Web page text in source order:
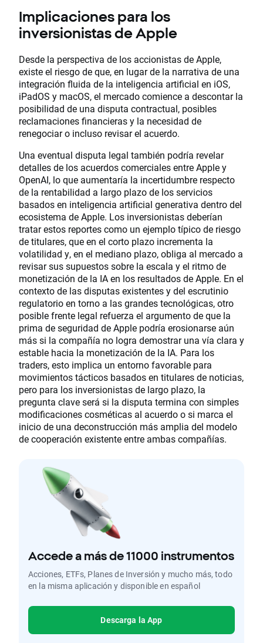
Implicaciones para los
inversionistas de Apple
Desde la perspectiva de los accionistas de Apple,
existe el riesgo de que, en lugar de la narrativa de una
integración fluida de la inteligencia artificial en iOS,
iPadOS y macOS, el mercado comience a descontar la
posibilidad de una disputa contractual, posibles
reclamaciones financieras y la necesidad de
renegociar o incluso revisar el acuerdo.
Una eventual disputa legal también podría revelar
detalles de los acuerdos comerciales entre Apple y
OpenAI, lo que aumentaría la incertidumbre respecto
de la rentabilidad a largo plazo de los servicios
basados en inteligencia artificial generativa dentro del
ecosistema de Apple. Los inversionistas deberían
tratar estos reportes como un ejemplo típico de riesgo
de titulares, que en el corto plazo incrementa la
volatilidad y, en el mediano plazo, obliga al mercado a
revisar sus supuestos sobre la escala y el ritmo de
monetización de la IA en los resultados de Apple. En el
contexto de las disputas existentes y del escrutinio
regulatorio en torno a las grandes tecnológicas, otro
posible frente legal refuerza el argumento de que la
prima de seguridad de Apple podría erosionarse aún
más si la compañía no logra demostrar una vía clara y
estable hacia la monetización de la IA. Para los
traders, esto implica un entorno favorable para
movimientos tácticos basados en titulares de noticias,
pero para los inversionistas de largo plazo, la
pregunta clave será si la disputa termina con simples
modificaciones cosméticas al acuerdo o si marca el
inicio de una deconstrucción más amplia del modelo
de cooperación existente entre ambas compañías.
Accede a más de 11000 instrumentos
Acciones, ETFs, Planes de Inversión y mucho más, todo
en la misma aplicación y disponible en español
Descarga la App